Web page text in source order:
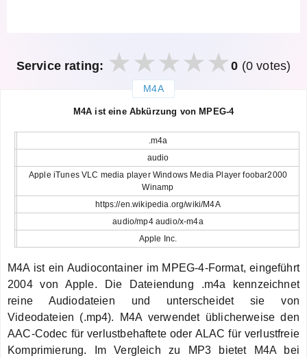
Service rating: 0 (0 votes)
M4A
M4A ist eine Abkürzung von MPEG-4
.m4a
audio
Apple iTunes VLC media player Windows Media Player foobar2000
Winamp
https://en.wikipedia.org/wiki/M4A
audio/mp4 audio/x-m4a
Apple Inc.
M4A ist ein Audiocontainer im MPEG-4-Format, eingeführt
2004 von Apple. Die Dateiendung .m4a kennzeichnet
reine Audiodateien und unterscheidet sie von
Videodateien (.mp4). M4A verwendet üblicherweise den
AAC-Codec für verlustbehaftete oder ALAC für verlustfreie
Komprimierung. Im Vergleich zu MP3 bietet M4A bei